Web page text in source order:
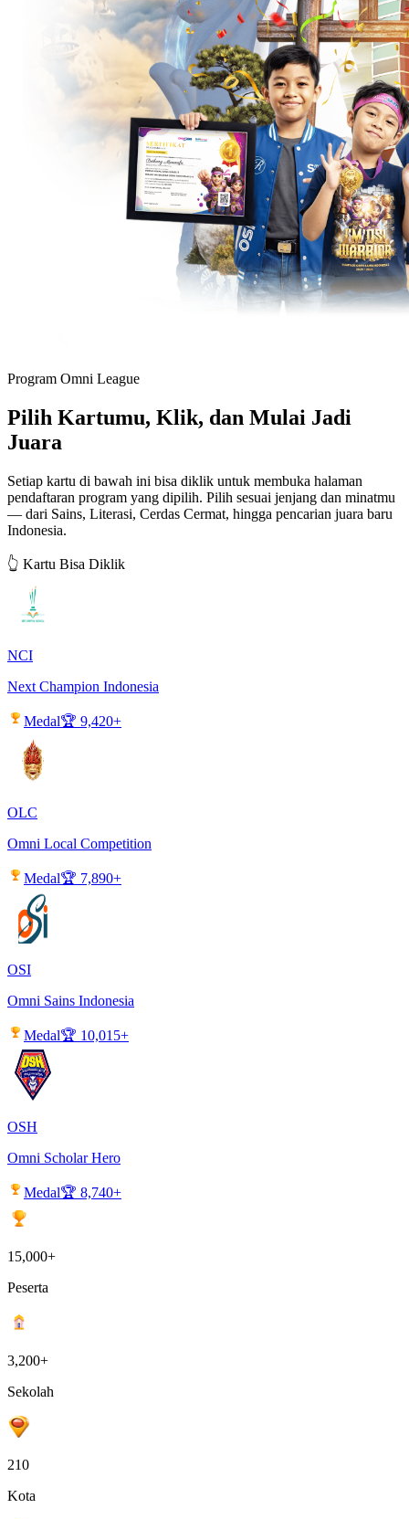
Program Omni League
Pilih Kartumu, Klik, dan Mulai Jadi
Juara
Setiap kartu di bawah ini bisa diklik untuk membuka halaman
pendaftaran program yang dipilih. Pilih sesuai jenjang dan minatmu
— dari Sains, Literasi, Cerdas Cermat, hingga pencarian juara baru
Indonesia.
👆 Kartu Bisa Diklik
NCI
Next Champion Indonesia
Medal🏆 9,420+
OLC
Omni Local Competition
Medal🏆 7,890+
OSI
Omni Sains Indonesia
Medal🏆 10,015+
OSH
Omni Scholar Hero
Medal🏆 8,740+
15,000+
Peserta
3,200+
Sekolah
210
Kota